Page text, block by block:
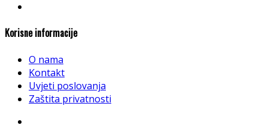
Korisne informacije
O nama
Kontakt
Uvjeti poslovanja
Zaštita privatnosti